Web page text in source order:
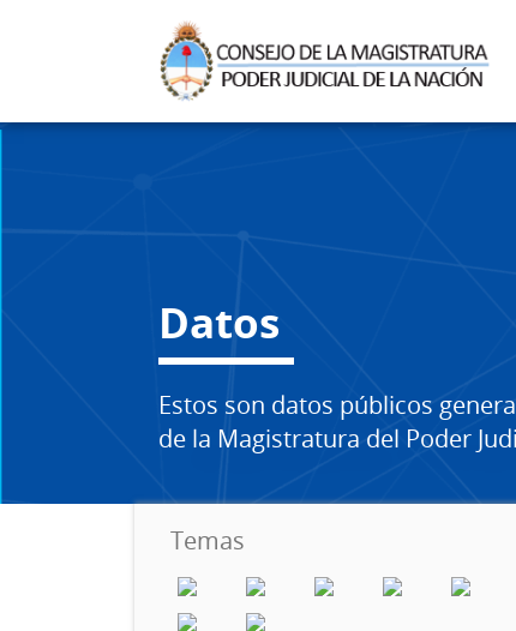
Datos
Estos son datos públicos
de la Magistratura del Poder
Temas